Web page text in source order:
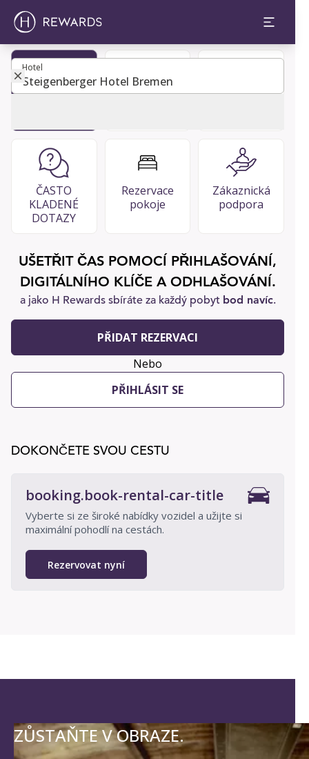
Hotel
Hotel
ČASTO
KLADENÉ
DOTAZY
Rezervace
pokoje
Zákaznická
podpora
UŠETŘIT ČAS POMOCÍ PŘIHLAŠOVÁNÍ,
DIGITÁLNÍHO KLÍČE A ODHLAŠOVÁNÍ.
a jako H Rewards sbíráte za každý pobyt bod navíc.
PŘIDAT REZERVACI
Nebo
PŘIHLÁSIT SE
DOKONČETE SVOU CESTU
booking.book-rental-car-title
Vyberte si ze široké nabídky vozidel a užijte si
maximální pohodlí na cestách.
Rezervovat nyní
ZŮSTAŇTE V OBRAZE.